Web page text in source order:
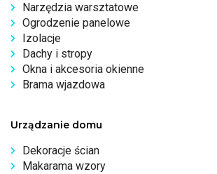
Narzędzia warsztatowe
Ogrodzenie panelowe
Izolacje
Dachy i stropy
Okna i akcesoria okienne
Brama wjazdowa
Urządzanie domu
Dekoracje ścian
Makarama wzory